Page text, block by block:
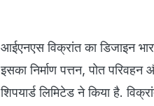
आईएनएस विक्रांत का डिजाइन
इसका निर्माण पत्तन, पोत
शिपयार्ड लिमिटेड ने किया है.